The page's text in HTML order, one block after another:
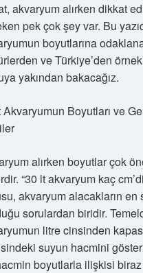
akvaryum alırken dikkat
pek çok şey var. Bu
boyutlarına
ve Türkiye’den
yakından bakacağız.
Akvaryumun Boyutları ve
alırken boyutlar çok
“30 lt akvaryum kaç
akvaryum alacakların en
sorulardan biridir.
litre cinsinden
suyun hacmini
boyutlarla ilişkisi